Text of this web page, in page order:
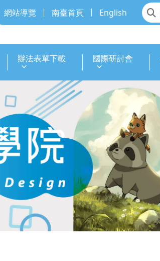
網站導覽 南臺首頁 English
辦法表單下載 國際研討會